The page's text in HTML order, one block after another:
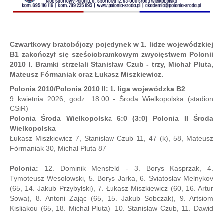
Czwartkowy bratobójczy pojedynek w 1. lidze wojewódzkiej
B1 zakończył się sześciobramkowym zwycięstwem Polonii
2010 I. Bramki strzelali Stanisław Czub - trzy, Michał Pluta,
Mateusz Fórmaniak oraz Łukasz Miszkiewicz.
Polonia 2010/Polonia 2010 II: 1. liga wojewódzka B2
9 kwietnia 2026, godz. 18:00 - Środa Wielkopolska (stadion
CSiR)
Polonia Środa Wielkopolska 6:0 (3:0) Polonia II Środa
Wielkopolska
Łukasz Miszkiewicz 7, Stanisław Czub 11, 47 (k), 58, Mateusz
Fórmaniak 30, Michał Pluta 87
Polonia: 12. Dominik Mensfeld - 3. Borys Kasprzak, 4.
Tymoteusz Wesołowski, 5. Borys Jarka, 6. Sviatoslav Melnykov
(65, 14. Jakub Przybylski), 7. Łukasz Miszkiewicz (60, 16. Artur
Sowa), 8. Antoni Zając (65, 15. Jakub Sobczak), 9. Artsiom
Kisliakou (65, 18. Michał Pluta), 10. Stanisław Czub, 11. Dawid